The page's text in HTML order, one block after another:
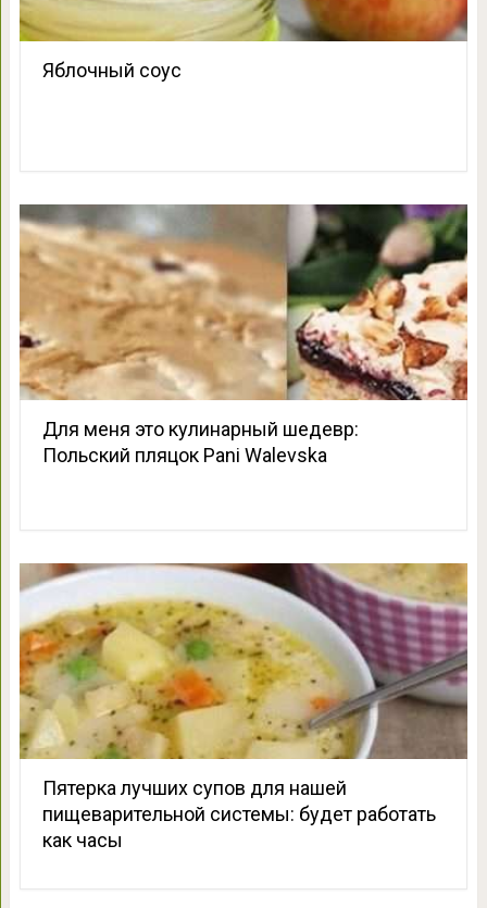
Яблочный соус
Для меня это кулинарный шедевр:
Польский пляцок Pani Walevska
Пятерка лучших супов для нашей
пищеварительной системы: будет работать
как часы